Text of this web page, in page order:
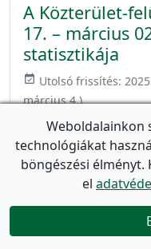
A Közterület-
17. – március
statisztikája
event_available Utolsó frissítés:
március 4.)
Az elmúlt két
foganatosították:
szabálysértések
feljelentést tettek:
szeszesital
miatt. Közlekedési
közlekedési
Weboldalainkon
technológiákat
böngészési élményt.
el